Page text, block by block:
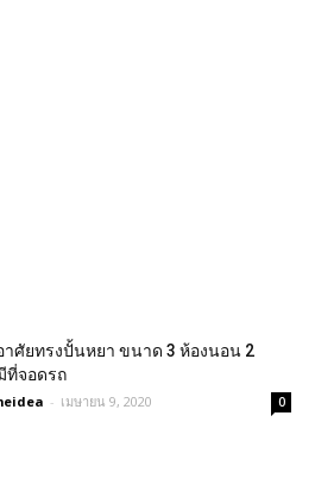
ศัยทรงปั้นหยา ขนาด 3 ห้องนอน 2
ที่จอดรถ
- เมษายน 9, 2020 0